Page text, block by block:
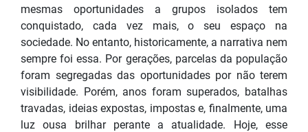
mesmas oportunidades a grupos isolados tem
conquistado, cada vez mais, o seu espaço na
sociedade. No entanto, historicamente, a narrativa nem
sempre foi essa. Por gerações, parcelas da população
foram segregadas das oportunidades por não terem
visibilidade. Porém, anos foram superados, batalhas
travadas, ideias expostas, impostas e, finalmente, uma
luz ousa brilhar perante a atualidade. Hoje, esse